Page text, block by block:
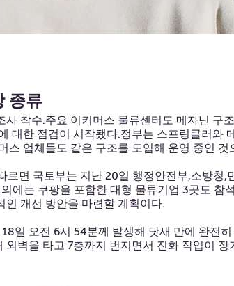
종류
사 착수.주요 이커머스 물류센터도 메자닌 구
대한 점검이 시작됐다.정부는 스프링클러와
스 업체들도 같은 구조를 도입해 운영 중인 것
르면 국토부는 지난 20일 행정안전부,소방청
에는 쿠팡을 포함한 대형 물류기업 3곳도
인 개선 방안을 마련할 계획이다.
일 오전 6시 54분께 발생해 닷새 만에 완전
외벽을 타고 7층까지 번지면서 진화 작업이 장